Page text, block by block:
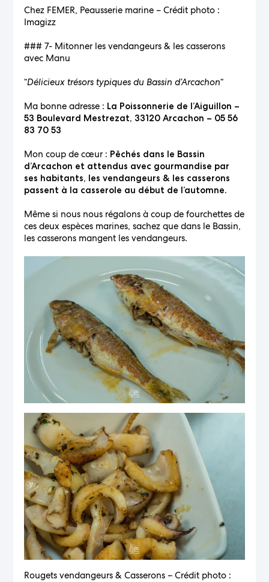
Chez FEMER, Peausserie marine – Crédit photo :
Imagizz
### 7- Mitonner les vendangeurs & les casserons
avec Manu
“Délicieux trésors typiques du Bassin d’Arcachon“
Ma bonne adresse : La Poissonnerie de l’Aiguillon –
53 Boulevard Mestrezat, 33120 Arcachon – 05 56
83 70 53
Mon coup de cœur : Pêchés dans le Bassin
d’Arcachon et attendus avec gourmandise par
ses habitants, les vendangeurs & les casserons
passent à la casserole au début de l’automne.
Même si nous nous régalons à coup de fourchettes de
ces deux espèces marines, sachez que dans le Bassin,
les casserons mangent les vendangeurs.
Rougets vendangeurs & Casserons – Crédit photo :